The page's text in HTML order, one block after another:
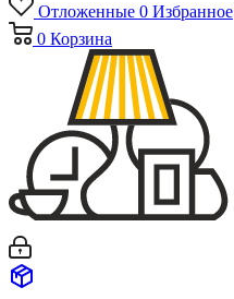
Отложенные 0 Избранное
0 Корзина